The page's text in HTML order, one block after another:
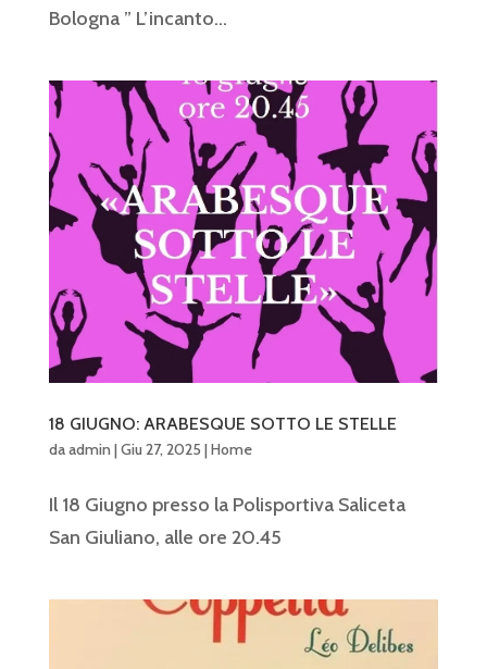
Bologna ” L’incanto...
18 GIUGNO: ARABESQUE SOTTO LE STELLE
daadmin |Giu 27, 2025 |Home
Il 18 Giugno presso la Polisportiva Saliceta
San Giuliano, alle ore 20.45